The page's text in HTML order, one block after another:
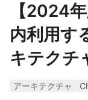
【2024
内利用す
キテクチ
アーキテクチャ